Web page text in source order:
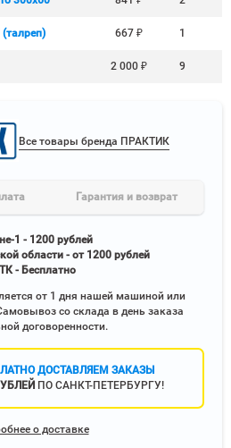
(талреп) 667 ₽ 1
2 000 ₽ 9
Все товары бренда ПРАКТИК
Гарантия и возврат
1 - 1200 рублей
области - от 1200 рублей
- Бесплатно
от 1 дня нашей машиной или
со склада в день заказа
договоренности.
ДОСТАВЛЯЕМ ЗАКАЗЫ
ПО САНКТ-ПЕТЕРБУРГУ!
о доставке